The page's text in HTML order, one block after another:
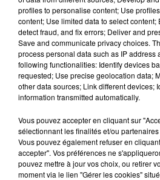
podcasts/2023/11/20231113-oui-
profiles to personalise content; Use
content; Use limited data to select content;
detect fraud, and fix errors; Deliver and
Save and communicate privacy choices.
process personal data such as IP address
following functionalities: Identify devices
requested; Use precise geolocation data;
other data sources; Link different devices;
information transmitted automatically.
Vous pouvez accepter en cliquant sur
sélectionnant les finalités et/ou
Vous pouvez également refuser en
accepter". Vos préférences ne
pouvez mettre à jour vos choix, ou retirer
moment via le lien "Gérer les cookies"